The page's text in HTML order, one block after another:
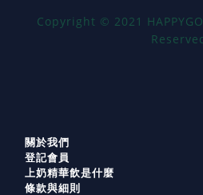
Copyright © 2021
關於我們
登記會員
上奶精華飲是什麼
條款與細則